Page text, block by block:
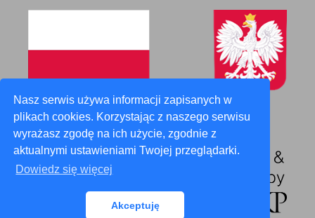
Nasz serwis używa informacji zapisanych w
plikach cookies. Korzystając z naszego serwisu
wyrażasz zgodę na ich użycie, zgodnie z
aktualnymi ustawieniami Twojej przeglądarki.
Dowiedz się więcej
Akceptuję